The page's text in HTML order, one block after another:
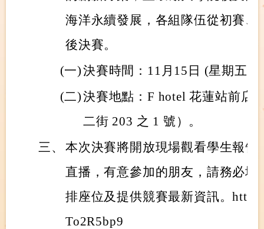
海洋永續發展，各組隊伍從初賽、
後決賽。
(一)決賽時間：11月15日 (星期五)
(二)決賽地點：F hotel 花蓮站前店
二街 203 之 1 號）。
三、 本次決賽將開放現場觀看學生報告
直播，有意參加的朋友，請務必
排座位及提供競賽最新資訊。
To2R5bp9